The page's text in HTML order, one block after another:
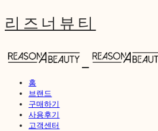
리즈너뷰티
홈
브랜드
구매하기
사용후기
고객센터